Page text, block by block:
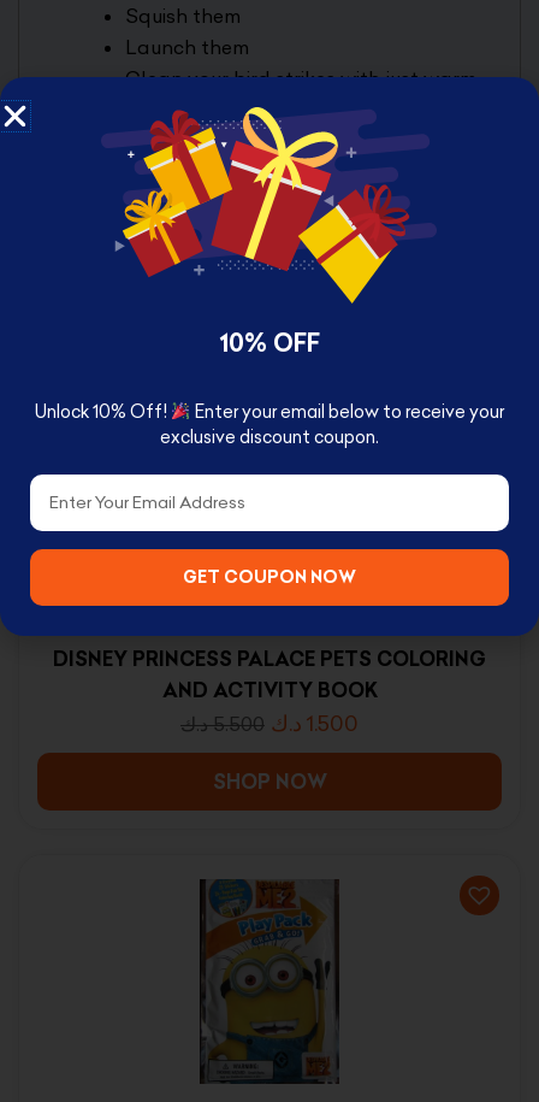
Squish them
Launch them
Clean your bird strikes with just warm
water
RELATED PRODUCTS
DISNEY PRINCESS PALACE PETS COLORING
AND ACTIVITY BOOK
5.500 د.ك 1.500 د.ك
SHOP NOW
10% OFF
Unlock 10% Off!
Enter your email below to receive your
exclusive discount coupon.
Email
GET COUPON NOW